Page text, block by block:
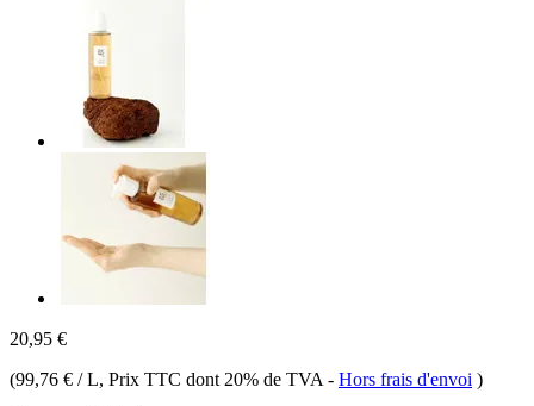
20,95 €
(99,76 € / L, Prix TTC dont 20% de TVA - Hors frais d'envoi )